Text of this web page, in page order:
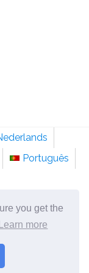
you get the
Learn more
Português
viață.